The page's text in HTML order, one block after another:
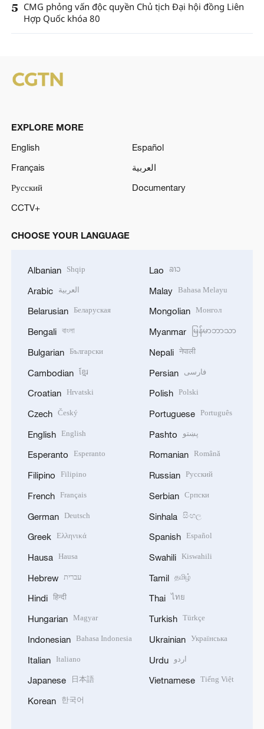
5 CMG phỏng vấn độc quyền Chủ tịch Đại hội đồng Liên
Hợp Quốc khóa 80
EXPLORE MORE
English
Español
Français
العربية
Русский
Documentary
CCTV+
CHOOSE YOUR LANGUAGE
Albanian Shqip
Arabic العربية
Belarusian Беларуская
Bengali বাংলা
Bulgarian Български
Cambodian ខ្មែរ
Croatian Hrvatski
Czech Český
English English
Esperanto Esperanto
Filipino Filipino
French Français
German Deutsch
Greek Ελληνικά
Hausa Hausa
Hebrew עברית
Hindi हिन्दी
Hungarian Magyar
Indonesian Bahasa Indonesia
Italian Italiano
Japanese 日本語
Korean 한국어
Lao ລາວ
Malay Bahasa Melayu
Mongolian Монгол
Myanmar မြန်မာဘာသာ
Nepali नेपाली
Persian فارسی
Polish Polski
Portuguese Português
Pashto پښتو
Romanian Română
Russian Русский
Serbian Српски
Sinhala සිංහල
Spanish Español
Swahili Kiswahili
Tamil தமிழ்
Thai ไทย
Turkish Türkçe
Ukrainian Українська
Urdu اردو
Vietnamese Tiếng Việt